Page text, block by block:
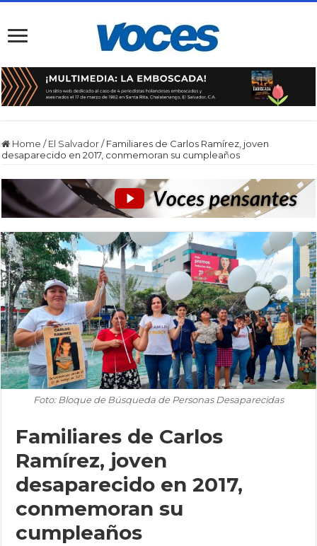
Home / El Salvador / Familiares de Carlos Ramírez, joven
desaparecido en 2017, conmemoran su cumpleaños
Foto: Bloque de Búsqueda de Personas Desaparecidas
Familiares de Carlos
Ramírez, joven
desaparecido en 2017,
conmemoran su
cumpleaños